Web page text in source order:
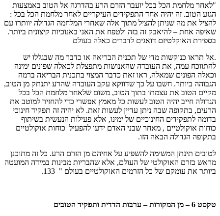
"לאחר מלחמת הכל בכל יועבר הזרם הרע בהדרגה אל הטוב באמצעות
הגזע הטוב. זה יהיה אחד התפקידים העיקריים לאחר מלחמת הכל בכל :
להציל את מה שניתן להציל מתוך אלה שאחרי המלחמה הגדולה יוותרו עם
שאיפה אחת – להיאבק זה בזה ולטפח את האני באנוכיות קיצונית ביותר.
בספירת האוקלטיזם דואגים לדברים כאלה בעולם
.אל תראו כנוקשות מדי של תכנית הבריאה או כדבר מה שבגללו יש
להתווכח עמה, את העובדה שהאנושות מתפצלת לכאלה שפונים ימינה
וכאלה הפונים שמאלה, ראו זאת כדבר המצוי בתכנית הבריאה ברמה
הגבוהה ביותר. חשבו על כך שדווקא עקב העובדה שהרע יתנתק מן הטוב,
מקיים הטוב את עצמתו בתוך הטוב, משום שלאחר מלחמת הכל בכל
הגדולה חייב יהיה הטוב לעשות כל מאמץ אפשרי כדי להחזיר למוטב את
הרעים, בתקופה שבה ניתן עדיין לעשות זאת. לא יהיה זה תפקיד חינוכי
בדומה לתפקידים החינוכיים של ימינו, אלא פעילות הנעשית בשיתוף
כוחות אוקולטיים , מאחר שבני האדם ידעו להפעיל כוחות אוקולטיים
בתקופה הגדולה הבאה הזו.
לטובים תינתן המשימה להשפיע על אחיהם מן הזרם הרע. כל זה מתוכנן
מראש בזרם האוקולטי של העולם, אלא שהבריות מבינות במידה המועטה
ביותר את עומקם של כל הזרמים האוקולטיים בעולם " 133.
טקסט 6 – מן המקורות – ערבות הדדית ותפקיד הטובים